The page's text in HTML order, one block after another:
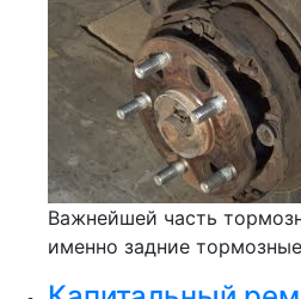
Важнейшей часть
именно задние